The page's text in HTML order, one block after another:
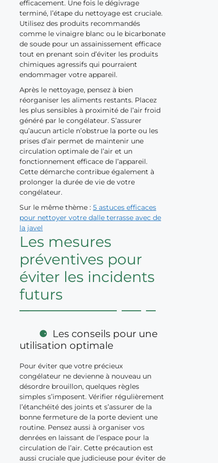
efficacement. Une fois le dégivrage
terminé, l’étape du nettoyage est cruciale.
Utilisez des produits recommandés
comme le vinaigre blanc ou le bicarbonate
de soude pour un assainissement efficace
tout en prenant soin d’éviter les produits
chimiques agressifs qui pourraient
endommager votre appareil.
Après le nettoyage, pensez à bien
réorganiser les aliments restants. Placez
les plus sensibles à proximité de l’air froid
généré par le congélateur. S’assurer
qu’aucun article n’obstrue la porte ou les
prises d’air permet de maintenir une
circulation optimale de l’air et un
fonctionnement efficace de l’appareil.
Cette démarche contribue également à
prolonger la durée de vie de votre
congélateur.
Sur le même thème : 5 astuces efficaces
pour nettoyer votre dalle terrasse avec de
la javel
Les mesures
préventives pour
éviter les incidents
futurs
Les conseils pour une
utilisation optimale
Pour éviter que votre précieux
congélateur ne devienne à nouveau un
désordre brouillon, quelques règles
simples s’imposent. Vérifier régulièrement
l’étanchéité des joints et s’assurer de la
bonne fermeture de la porte devient une
routine. Pensez aussi à organiser vos
denrées en laissant de l’espace pour la
circulation de l’air. Cette précaution est
aussi cruciale que judicieuse pour éviter de